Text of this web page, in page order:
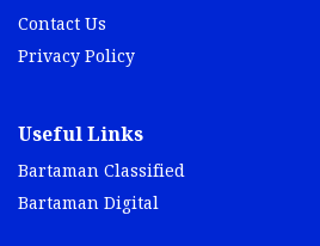
Contact Us
Privacy Policy
Useful Links
Bartaman Classified
Bartaman Digital